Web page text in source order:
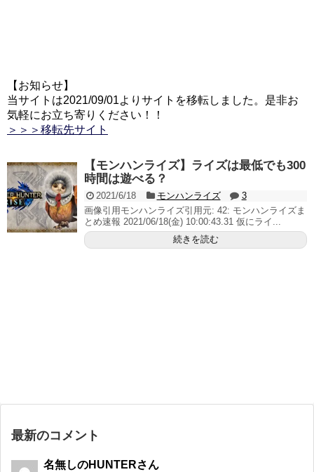
【お知らせ】
当サイトは2021/09/01よりサイトを移転しました。是非お
気軽にお立ち寄りください！！
＞＞＞移転先サイト
【モンハンライズ】ライズは最低でも300
時間は遊べる？
2021/6/18 モンハンライズ
3
画像引用モンハンライズ引用元: 42: モンハンライズま
とめ速報 2021/06/18(金) 10:00:43.31 仮にライ...
続きを読む
最新のコメント
名無しのHUNTERさん